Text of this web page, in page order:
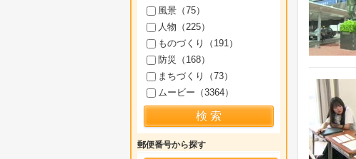
風景（75）
人物（ 225）
ものづくり（ 191 ）
防災（ 168）
まちづくり（73）
ムービー（3364）
郵便番号から探す